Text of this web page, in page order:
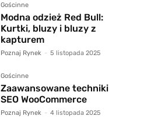
Gościnne
Modna odzież Red Bull:
Kurtki, bluzy i bluzy z
kapturem
Poznaj Rynek - 5 listopada 2025
Gościnne
Zaawansowane techniki
SEO WooCommerce
Poznaj Rynek - 4 listopada 2025